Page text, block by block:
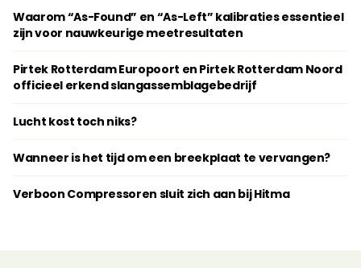
Waarom “As-Found” en “As-Left” kalibraties essentieel
zijn voor nauwkeurige meetresultaten
Pirtek Rotterdam Europoort en Pirtek Rotterdam Noord
officieel erkend slangassemblagebedrijf
Lucht kost toch niks?
Wanneer is het tijd om een breekplaat te vervangen?
Verboon Compressoren sluit zich aan bij Hitma